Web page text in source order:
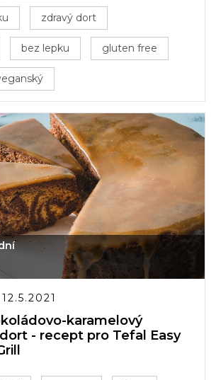
zdravý dort
bez lepku gluten free
12.5.2021
karamelový
- recept pro Tefal Easy